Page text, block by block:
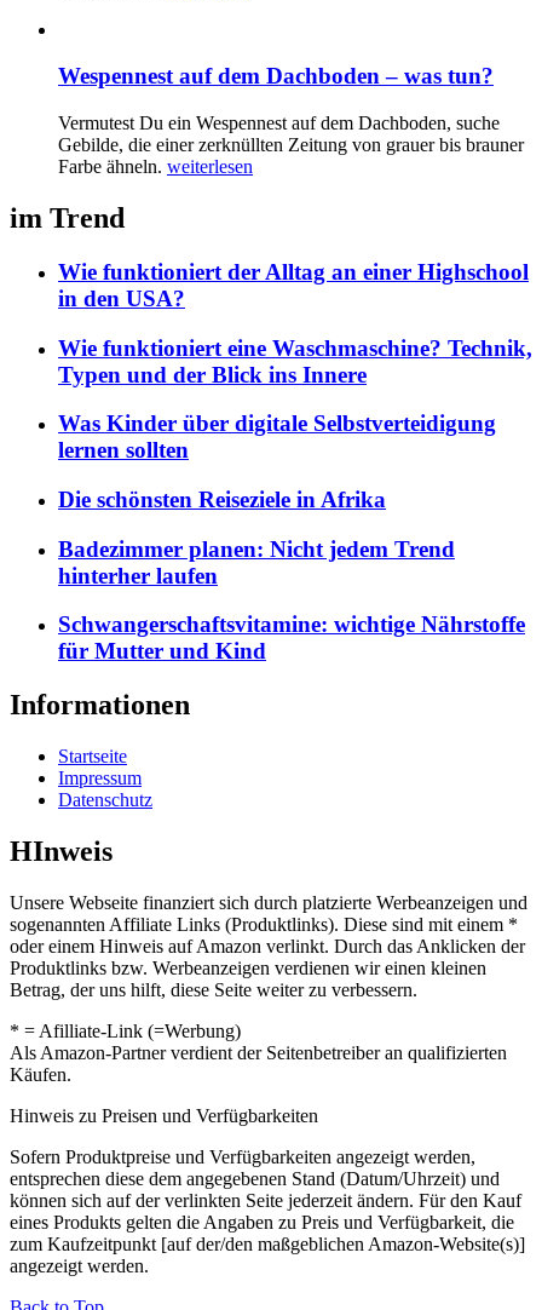
Wespennest auf dem Dachboden – was tun?
Vermutest Du ein Wespennest auf dem Dachboden, suche
Gebilde, die einer zerknüllten Zeitung von grauer bis brauner
Farbe ähneln. weiterlesen
im Trend
Wie funktioniert der Alltag an einer Highschool
in den USA?
Wie funktioniert eine Waschmaschine? Technik,
Typen und der Blick ins Innere
Was Kinder über digitale Selbstverteidigung
lernen sollten
Die schönsten Reiseziele in Afrika
Badezimmer planen: Nicht jedem Trend
hinterher laufen
Schwangerschaftsvitamine: wichtige Nährstoffe
für Mutter und Kind
Informationen
Startseite
Impressum
Datenschutz
HInweis
Unsere Webseite finanziert sich durch platzierte Werbeanzeigen und
sogenannten Affiliate Links (Produktlinks). Diese sind mit einem *
oder einem Hinweis auf Amazon verlinkt. Durch das Anklicken der
Produktlinks bzw. Werbeanzeigen verdienen wir einen kleinen
Betrag, der uns hilft, diese Seite weiter zu verbessern.
* = Afilliate-Link (=Werbung)
Als Amazon-Partner verdient der Seitenbetreiber an qualifizierten
Käufen.
Hinweis zu Preisen und Verfügbarkeiten
Sofern Produktpreise und Verfügbarkeiten angezeigt werden,
entsprechen diese dem angegebenen Stand (Datum/Uhrzeit) und
können sich auf der verlinkten Seite jederzeit ändern. Für den Kauf
eines Produkts gelten die Angaben zu Preis und Verfügbarkeit, die
zum Kaufzeitpunkt [auf der/den maßgeblichen Amazon-Website(s)]
angezeigt werden.